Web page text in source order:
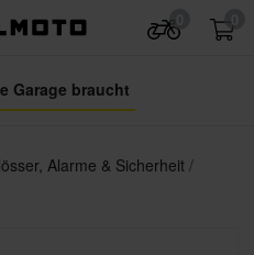
Garage braucht
Alarme & Sicherheit